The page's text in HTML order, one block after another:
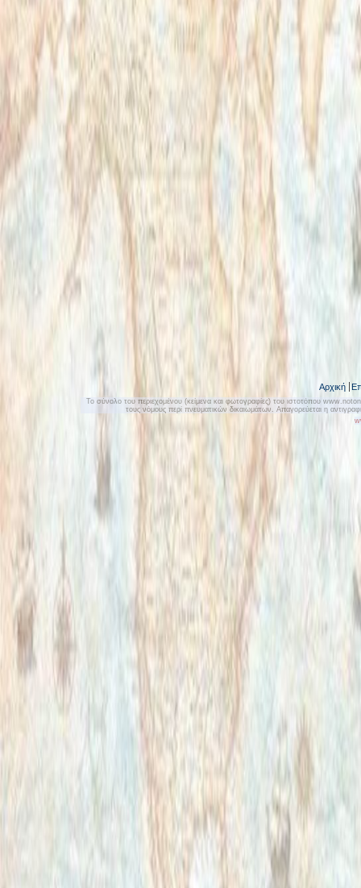
Αρχική
Το σύνολο του περιεχομένου (κείμενα και φωτογραφίες) του ιστοτόπου
τους νόμους περί πνευματικών δικαιωμάτων. Απαγορεύεται η